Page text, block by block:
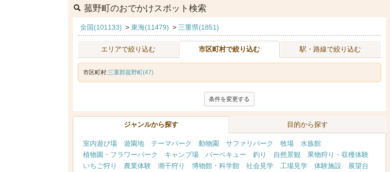
菰野町のおでかけスポット検索
全国(101133) > 東海(11479) > 三重県(1851)
エリアで絞り込む 市区町村で絞り込む 駅・路線で絞り込む
市区町村:三重郡菰野町(47)
条件を変更する
ジャンルから探す 目的から探す
室内遊び場 遊園地 テーマパーク 動物園 サファリパーク 牧場
水族館
植物園・フラワーパーク
キャンプ場 バーベキュー 釣り 自然景観
果物狩り・収穫体験
いちご狩り
農業体験 潮干狩り 博物館・科学館 社会見学 工場見学 体験施設
展望台